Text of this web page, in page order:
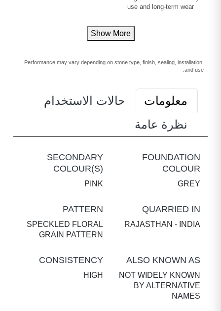
use and long-term wear
Show More
Performance may vary depending on stone type, finish, sealing, installation,
and use.
معلومات
حالات الاستخدام
نظرة عامة
FOUNDATION
COLOUR
GREY
SECONDARY
COLOUR(S)
PINK
QUARRIED IN
RAJASTHAN - INDIA
PATTERN
SPECKLED FLORAL
GRAIN PATTERN
ALSO KNOWN AS
NOT WIDELY KNOWN
BY ALTERNATIVE
NAMES
CONSISTENCY
HIGH